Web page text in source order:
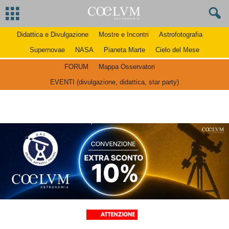
Didattica e Divulgazione Mostre e Incontri
Astrofotografia
Supernovae
NASA Pianeta Marte Cielo del Mese
FORUM
Mappa Osservatori
EVENTI (divulgazione, didattica, star party)